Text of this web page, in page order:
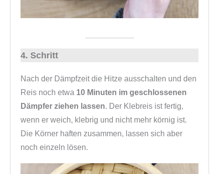
4. Schritt
Nach der Dämpfzeit die Hitze ausschalten und den
Reis noch etwa 10 Minuten im geschlossenen
Dämpfer ziehen lassen. Der Klebreis ist fertig,
wenn er weich, klebrig und nicht mehr körnig ist.
Die Körner haften zusammen, lassen sich aber
noch einzeln lösen.